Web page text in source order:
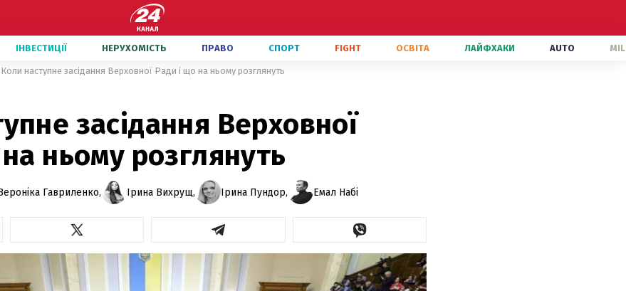
ІНВЕСТИЦІЇ НЕРУХОМІСТЬ ПРАВО СПОРТ FIGHT ОСВІТА ЛАЙФХАКИ AUTO
Коли наступне засідання Верховної Ради і що на ньому розглянуть
засідання Верховної
ньому розглянуть
Гавриленко, Ірина Вихрущ, Ірина Пундор, Емал Набі